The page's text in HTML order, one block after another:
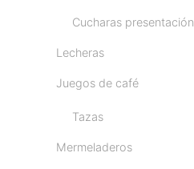
Cucharas presentación
Lecheras
Juegos de café
Tazas
Mermeladeros